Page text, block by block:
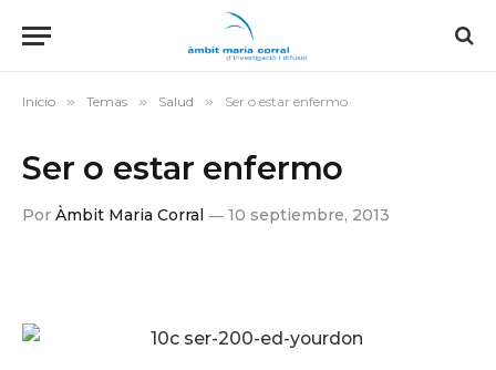
Inicio » Temas » Salud » Ser o estar enfermo
Ser o estar enfermo
Por Àmbit Maria Corral 10 septiembre, 2013